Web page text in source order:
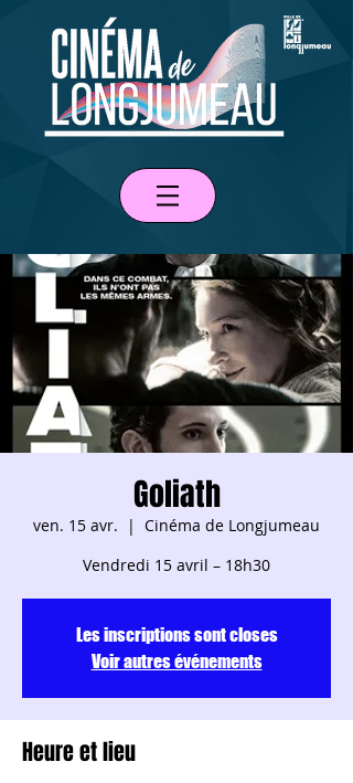
Goliath
ven. 15 avr.
  |
Cinéma de Longjumeau
Vendredi 15 avril – 18h30
Les inscriptions sont closes
Voir autres événements
Heure et lieu